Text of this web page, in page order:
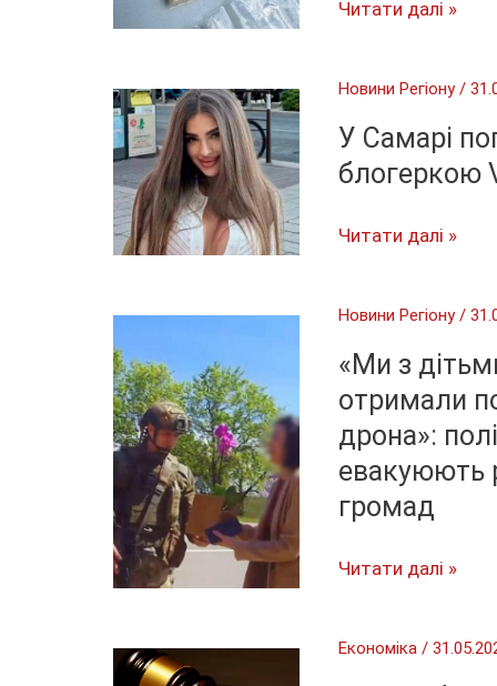
викрили
схему
незаконного
виїзду
кордон
У
наркозбувача
на
електросамокаті
Читати далі »
Новини Регіону/
У Самарі
блогеркою
У
з
26-
річною
блогеркою
Vikunciy,
яка
загинула
ДТП
Читати далі »
Новини Регіону/
«Ми з
отримали
дрона»:
евакуюють
громад
«Ми
встигли
Читати далі »
Економіка /